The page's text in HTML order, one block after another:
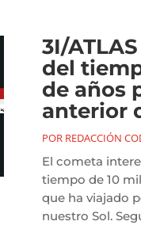
3I/
del
de años
anterior
POR REDACCIÓN
El cometa
tiempo de 10
que ha viajado
nuestro Sol.